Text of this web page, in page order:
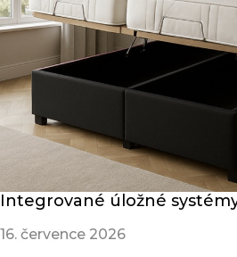
Integrované úložné
16. července 2026